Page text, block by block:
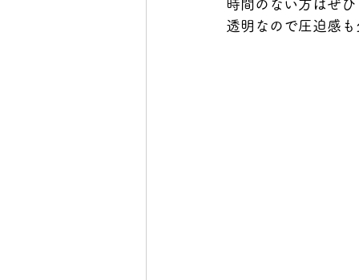
時間のない方はぜ
透明なので圧迫感